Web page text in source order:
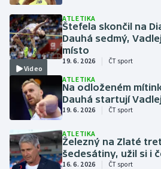
Cyklistika
DALŠÍ SPORTY
Americký fotbal
Baseball a softbal
Basketbal
Biatlon
NEPŘEHLÉDNĚTE
Soutěže
Historické návraty
Aplikace ČT sport
Video
ATLETIKA
Štefela skončil na
Dauhá sedmý,
místo
19. 6. 2026 ČT sport
ATLETIKA
Na odloženém
Dauhá startují
19. 6. 2026 ČT sport
ATLETIKA
Železný na Zlaté
šedesátiny, užil si i
16. 6. 2026 ČT sport